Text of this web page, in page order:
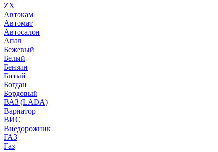
ZX
Автокам
Автомат
Автосалон
Апал
Бежевый
Белый
Бензин
Битый
Богдан
Бордовый
ВАЗ (LADA)
Вариатор
ВИС
Внедорожник
ГАЗ
Газ